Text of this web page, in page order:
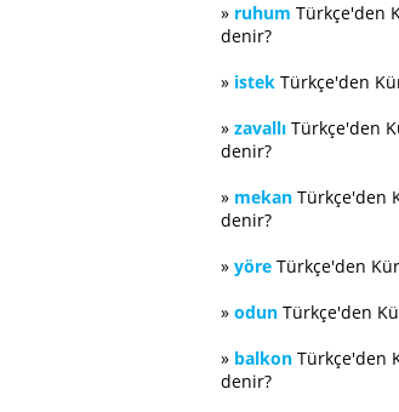
» ruhum Türkçe'den
denir?
» istek Türkçe'den
» zavallı Türkçe'den
denir?
» mekan Türkçe'den
denir?
» yöre Türkçe'den
» odun Türkçe'den
» balkon Türkçe'den
denir?